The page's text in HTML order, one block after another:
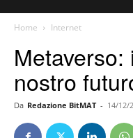
Home Internet
nostro
Da Redazione BitMAT - 14/12/